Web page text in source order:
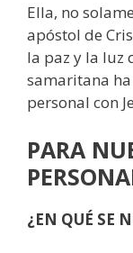
Ella, no
apóstol de
la paz y la luz
samaritana
personal con
PARA
¿EN QUÉ SE